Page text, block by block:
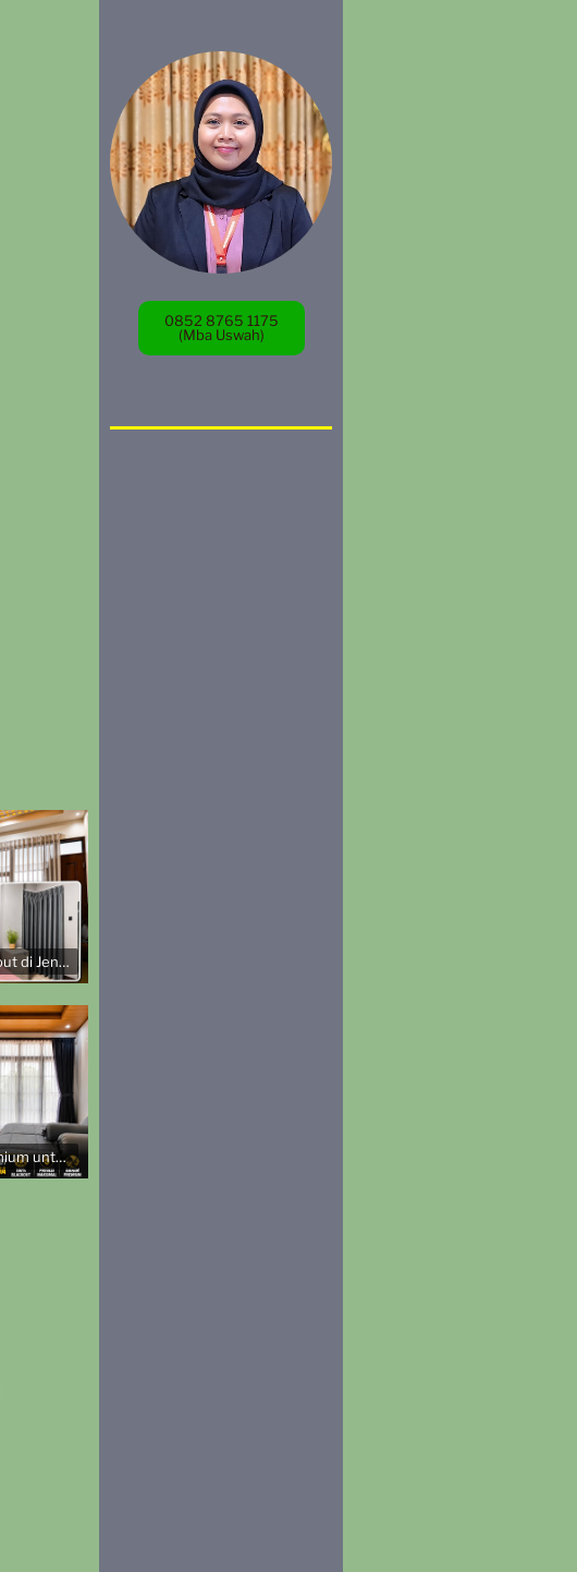
Gorden Blackout Abu Tua Premium untuk Kamar | Pemasangan di Komplek TNI AL
0852 8765 1175
(Mba Uswah)